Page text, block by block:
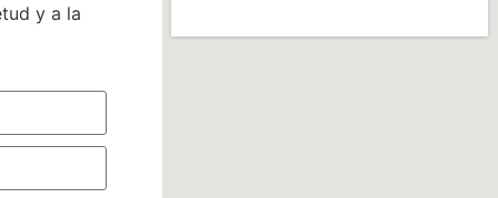
y a la